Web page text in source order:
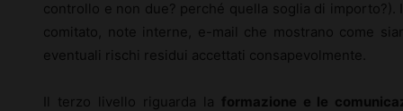
controllo e non due? perché quella soglia di
comitato, note interne, e-mail che mostrano come
eventuali rischi residui accettati consapevolmente.
Il terzo livello riguarda la formazione e le